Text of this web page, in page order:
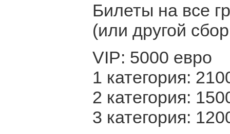
Билеты на все
(или другой
VIP: 5000 евро
1 категория:
2 категория:
3 категория: